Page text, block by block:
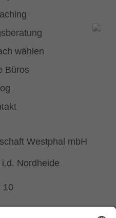
wählen
Büros
Westphal mbH
Nordheide
10